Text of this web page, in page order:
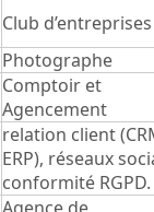
Club d’entreprises
Photographe
Comptoir et
Agencement
relation client
ERP), réseaux
conformité RGPD.